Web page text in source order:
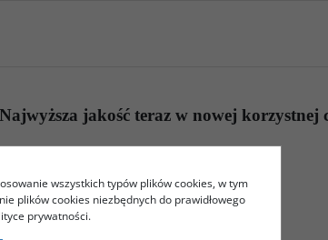
jakość teraz w nowej korzystnej
wszystkich typów plików cookies, w tym
plików cookies niezbędnych do prawidłowego
prywatności.